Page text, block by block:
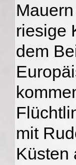
riesige
dem
mit
Küsten